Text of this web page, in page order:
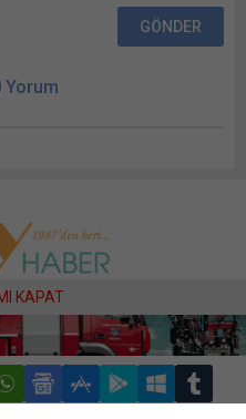
Yorum
onayı olmadan haber içeriğinin
yasaktır.
KAPAT